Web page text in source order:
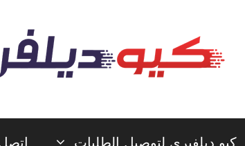
كيو ديلفيري لتوصيل الطلبات